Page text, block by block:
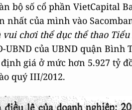
bộ số cổ phần VietCapital
nhất của mình vào
vui chơi thể dục thể thao
UBND của UBND quận Bình
giá ở mức hơn 5.927 tỷ
quý III/2012.